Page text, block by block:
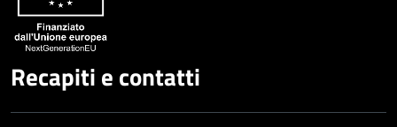
Recapiti e contatti